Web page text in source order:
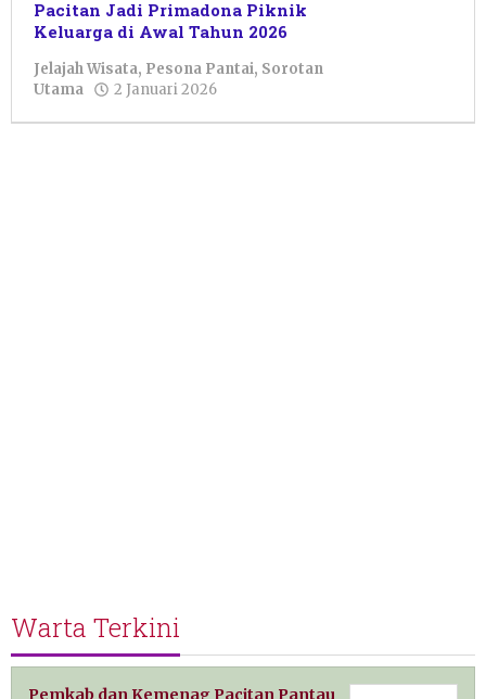
Pacitan Jadi Primadona Piknik
Keluarga di Awal Tahun 2026
Jelajah Wisata, Pesona Pantai, Sorotan
Utama
2 Januari 2026
Assyahidah
Warta Terkini
Pemkab dan Kemenag Pacitan Pantau